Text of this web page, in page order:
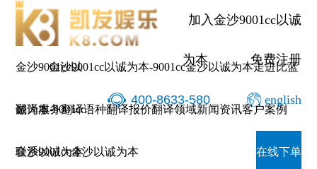
加入金沙9001cc以诚
为本 免费注册
400-8633-580 english
金沙9001cc以
诚为本-9001cc
金沙以诚为本
金沙9001cc以诚为本-9001cc金沙以诚为本走进比蓝
翻译服务翻译语种翻译报价翻译领域新闻资讯客户案例
联系9001cc金沙以诚为本 在线下单